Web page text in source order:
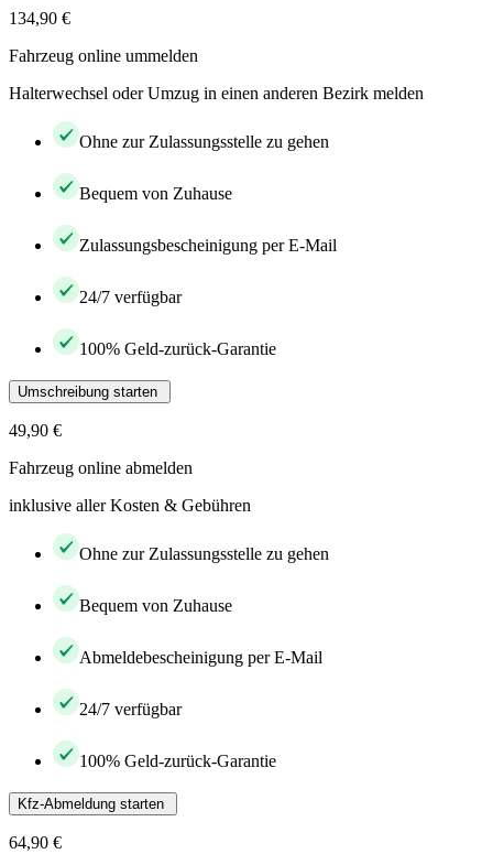
134,90 €
Fahrzeug online ummelden
Halterwechsel oder Umzug in einen anderen Bezirk melden
Ohne zur Zulassungsstelle zu gehen
Bequem von Zuhause
Zulassungsbescheinigung per E-Mail
24/7 verfügbar
100% Geld-zurück-Garantie
Umschreibung starten
49,90 €
Fahrzeug online abmelden
inklusive aller Kosten & Gebühren
Ohne zur Zulassungsstelle zu gehen
Bequem von Zuhause
Abmeldebescheinigung per E-Mail
24/7 verfügbar
100% Geld-zurück-Garantie
Kfz-Abmeldung starten
64,90 €